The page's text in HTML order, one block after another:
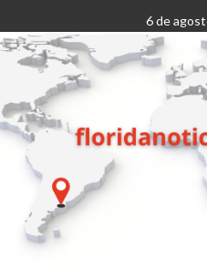
al
contenido
6 de